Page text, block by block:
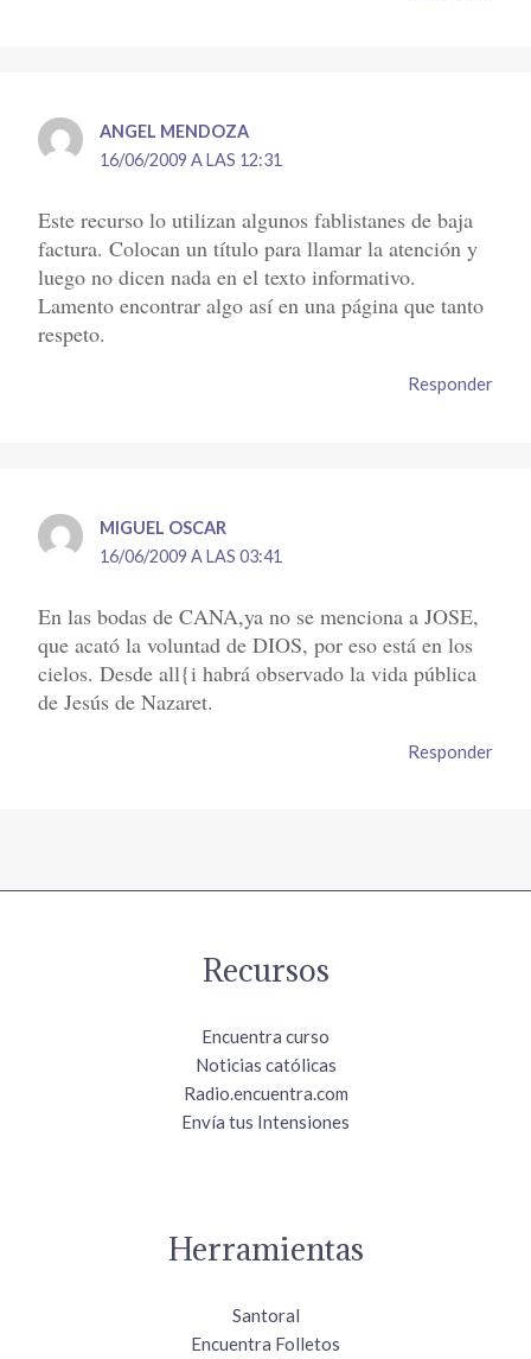
ANGEL MENDOZA
16/06/2009 A LAS 12:31
Este recurso lo utilizan algunos fablistanes de baja
factura. Colocan un título para llamar la atención y
luego no dicen nada en el texto informativo.
Lamento encontrar algo así en una página que tanto
respeto.
Responder
MIGUEL OSCAR
16/06/2009 A LAS 03:41
En las bodas de CANA,ya no se menciona a JOSE,
que acató la voluntad de DIOS, por eso está en los
cielos. Desde all{i habrá observado la vida pública
de Jesús de Nazaret.
Responder
Recursos
Encuentra curso
Noticias católicas
Radio.encuentra.com
Envía tus Intensiones
Herramientas
Santoral
Encuentra Folletos